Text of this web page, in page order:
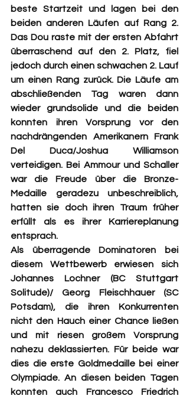
beste Startzeit und lagen bei den
beiden anderen Läufen auf Rang 2.
Das Dou raste mit der ersten Abfahrt
überraschend auf den 2. Platz, fiel
jedoch durch einen schwachen 2. Lauf
um einen Rang zurück. Die Läufe am
abschließenden Tag waren dann
wieder grundsolide und die beiden
konnten ihren Vorsprung vor den
nachdrängenden Amerikanern Frank
Del Duca/Joshua Williamson
verteidigen. Bei Ammour und Schaller
war die Freude über die Bronze-
Medaille geradezu unbeschreiblich,
hatten sie doch ihren Traum früher
erfüllt als es ihrer Karriereplanung
entsprach.
Als überragende Dominatoren bei
diesem Wettbewerb erwiesen sich
Johannes Lochner (BC Stuttgart
Solitude)/ Georg Fleischhauer (SC
Potsdam), die ihren Konkurrenten
nicht den Hauch einer Chance ließen
und mit riesen großem Vorsprung
nahezu deklassierten. Für beide war
dies die erste Goldmedaille bei einer
Olympiade. An diesen beiden Tagen
konnten auch Francesco Friedrich